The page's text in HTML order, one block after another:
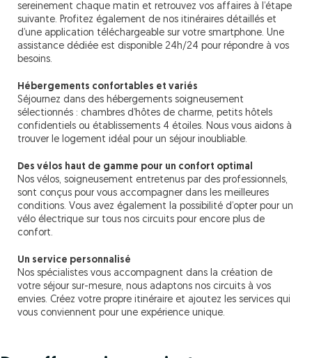
sereinement chaque matin et retrouvez vos affaires à l’étape
suivante. Profitez également de nos itinéraires détaillés et
d’une application téléchargeable sur votre smartphone. Une
assistance dédiée est disponible 24h/24 pour répondre à vos
besoins.
Hébergements confortables et variés
Séjournez dans des hébergements soigneusement
sélectionnés : chambres d’hôtes de charme, petits hôtels
confidentiels ou établissements 4 étoiles. Nous vous aidons à
trouver le logement idéal pour un séjour inoubliable.
Des vélos haut de gamme pour un confort optimal
Nos vélos, soigneusement entretenus par des professionnels,
sont conçus pour vous accompagner dans les meilleures
conditions. Vous avez également la possibilité d’opter pour un
vélo électrique sur tous nos circuits pour encore plus de
confort.
Un service personnalisé
Nos spécialistes vous accompagnent dans la création de
votre séjour sur-mesure, nous adaptons nos circuits à vos
envies. Créez votre propre itinéraire et ajoutez les services qui
vous conviennent pour une expérience unique.